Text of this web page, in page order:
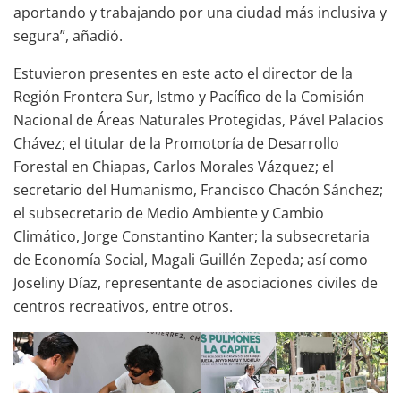
aportando y trabajando por una ciudad más inclusiva y
segura”, añadió.
Estuvieron presentes en este acto el director de la
Región Frontera Sur, Istmo y Pacífico de la Comisión
Nacional de Áreas Naturales Protegidas, Pável Palacios
Chávez; el titular de la Promotoría de Desarrollo
Forestal en Chiapas, Carlos Morales Vázquez; el
secretario del Humanismo, Francisco Chacón Sánchez;
el subsecretario de Medio Ambiente y Cambio
Climático, Jorge Constantino Kanter; la subsecretaria
de Economía Social, Magali Guillén Zepeda; así como
Joseliny Díaz, representante de asociaciones civiles de
centros recreativos, entre otros.